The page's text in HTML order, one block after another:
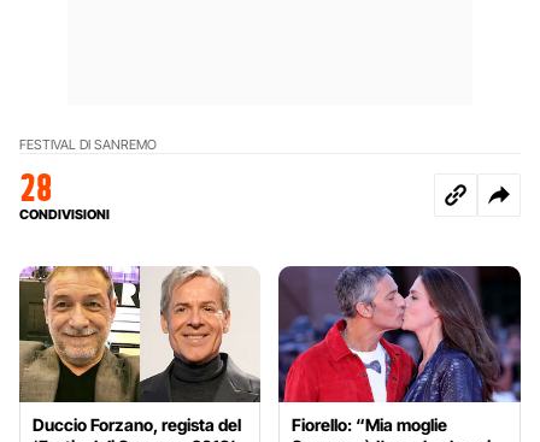
FESTIVAL DI SANREMO
28
CONDIVISIONI
Duccio Forzano, regista del
Fiorello: “Mia moglie